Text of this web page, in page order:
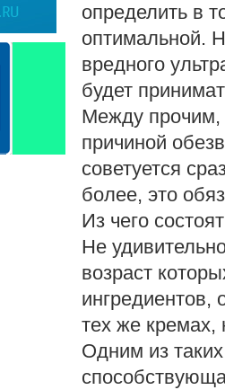
определить в
оптимальной.
вредного
будет
Между прочим,
причиной
советуется
более, это
Из чего
Не
возраст
тех же
Одним из